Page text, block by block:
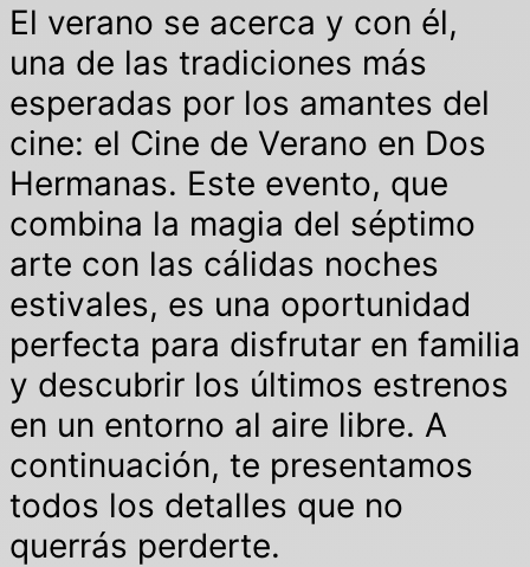
El verano se acerca y con él,
una de las tradiciones más
esperadas por los amantes del
cine: el Cine de Verano en Dos
Hermanas. Este evento, que
combina la magia del séptimo
arte con las cálidas noches
estivales, es una oportunidad
perfecta para disfrutar en familia
y descubrir los últimos estrenos
en un entorno al aire libre. A
continuación, te presentamos
todos los detalles que no
querrás perderte.